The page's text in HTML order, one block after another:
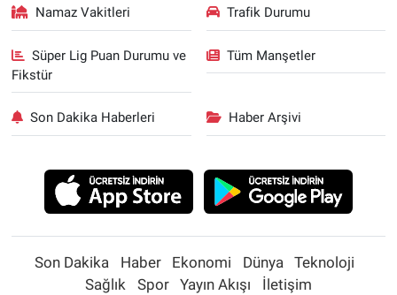
Namaz Vakitleri Trafik Durumu
Süper Lig Puan Durumu ve
Fikstür
Tüm Manşetler
Son Dakika Haberleri Haber Arşivi
Son Dakika Haber Ekonomi Dünya
Teknoloji
Sağlık
Spor Yayın Akışı İletişim